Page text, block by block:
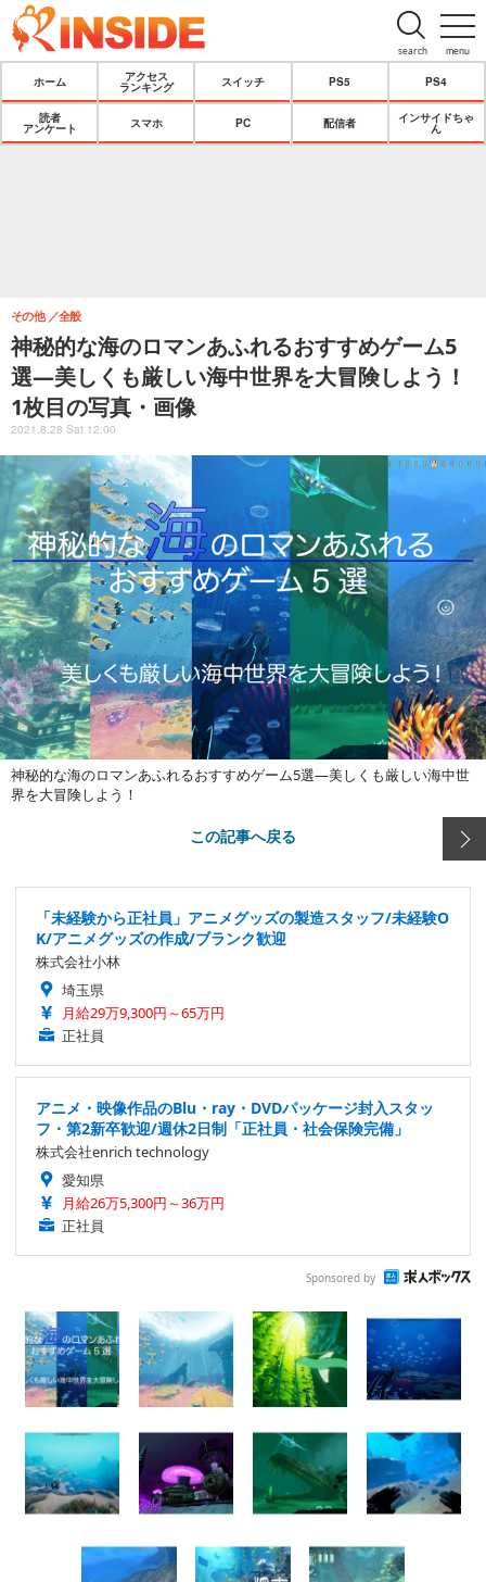
menu
search
ホーム
アクセス
ランキング
スイッチ PS5 PS4
読者
アンケート
スマホ PC 配信者
インサイドちゃ
ん
神秘的な海のロマンあふれるおすすめゲーム5
選―美しくも厳しい海中世界を大冒険しよう！
1枚目の写真・画像
その他 全般
2021.8.28 Sat 12:00
神秘的な海のロマンあふれるおすすめゲーム5選―美しくも厳しい海中世
界を大冒険しよう！
この記事へ戻る
「未経験から正社員」アニメグッズの製造スタッフ/未経験O
K/アニメグッズの作成/ブランク歓迎
株式会社小林
埼玉県
月給29万9,300円～65万円
正社員
アニメ・映像作品のBlu・ray・DVDパッケージ封入スタッ
フ・第2新卒歓迎/週休2日制「正社員・社会保険完備」
株式会社enrich technology
愛知県
月給26万5,300円～36万円
正社員
Sponsored by